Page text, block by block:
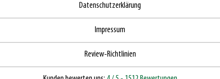
Datenschutzerklärung
Impressum
Review-Richtlinien